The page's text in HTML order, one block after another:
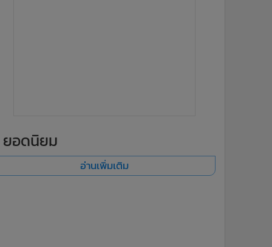
ยอดนิยม
อ่านเพิ่มเติม